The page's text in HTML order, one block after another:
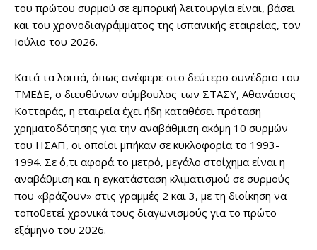
του πρώτου συρμού σε εμπορική λειτουργία είναι, βάσει
και του χρονοδιαγράμματος της ισπανικής εταιρείας, τον
Ιούλιο του 2026.
Κατά τα λοιπά, όπως ανέφερε στο δεύτερο συνέδριο του
ΤΜΕ∆Ε, ο διευθύνων σύμβουλος των ΣΤΑΣΥ, Αθανάσιος
Κοτταράς, η εταιρεία έχει ήδη καταθέσει πρόταση
χρηματοδότησης για την αναβάθμιση ακόμη 10 συρμών
του ΗΣΑΠ, οι οποίοι μπήκαν σε κυκλοφορία το 1993-
1994. Σε ό,τι αφορά το μετρό, μεγάλο στοίχημα είναι η
αναβάθμιση και η εγκατάσταση κλιματισμού σε συρμούς
που «βράζουν» στις γραμμές 2 και 3, με τη διοίκηση να
τοποθετεί χρονικά τους διαγωνισμούς για το πρώτο
εξάμηνο του 2026.